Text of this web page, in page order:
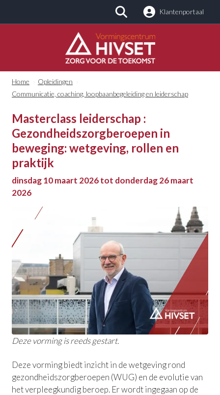
Zoeken Klantenportaal
Home Opleidingen
Communicatie, coaching, loopbaanbegeleiding en leiderschap
Masterclass leiderschap :
Gezondheidszorgberoepen in
beweging: wetgeving, rollen en
praktijk
dinsdag 10 maart 2026 tot donderdag 26 maart
2026
Deze vorming is reeds gestart.
Deze vorming biedt inzicht in de wetgeving rond
gezondheidszorgberoepen (WUG) en de evolutie van
het verpleegkundig beroep. Er wordt ingegaan op de